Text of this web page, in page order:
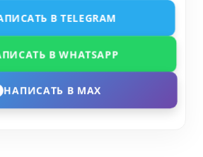
В TELEGRAM
В WHATSAPP
НАПИСАТЬ В MAX